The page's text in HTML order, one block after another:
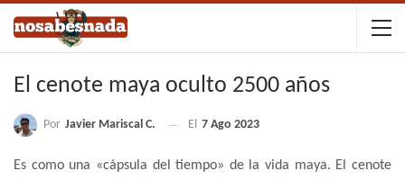
El cenote maya oculto 2500 años
Por Javier Mariscal C. El 7 Ago 2023
Es como una «cápsula del tiempo» de la vida maya. El cenote